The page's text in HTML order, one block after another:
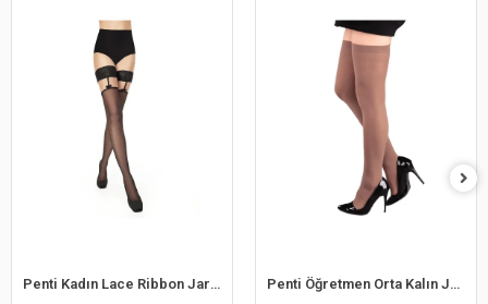
Penti Kadın Lace Ribbon Jartiyer Çorap Penti Öğretmen Orta Kalın Jartiyersiz Çorap